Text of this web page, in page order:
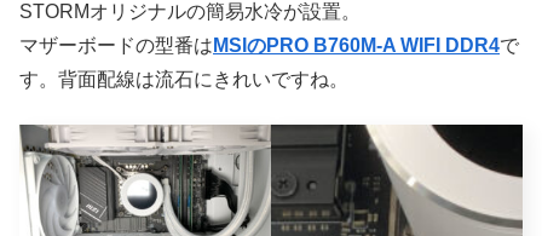
STORMオリジナルの簡易水冷が設置。
マザーボードの型番は MSIのPRO B760M-A WIFI DDR4で
す。背面配線は流石にきれいですね。